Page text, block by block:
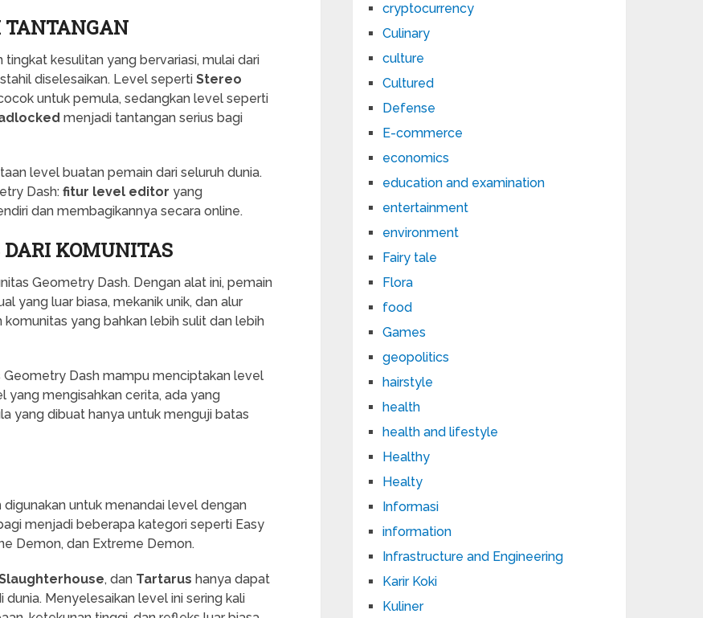
TANTANGAN
kesulitan yang bervariasi, mulai dari
diselesaikan. Level seperti Stereo
untuk pemula, sedangkan level seperti
menjadi tantangan serius bagi
level buatan pemain dari seluruh dunia.
Dash: fitur level editor yang
dan membagikannya secara online.
KOMUNITAS
Geometry Dash. Dengan alat ini, pemain
yang luar biasa, mekanik unik, dan alur
yang bahkan lebih sulit dan lebih
Dash mampu menciptakan level
yang mengisahkan cerita, ada yang
yang dibuat hanya untuk menguji batas
digunakan untuk menandai level dengan
menjadi beberapa kategori seperti Easy
Demon, dan Extreme Demon.
, dan Tartarus hanya dapat
Menyelesaikan level ini sering kali
cryptocurrency
Culinary
culture
Cultured
Defense
E-commerce
economics
education and examination
entertainment
environment
Fairy tale
Flora
food
Games
geopolitics
hairstyle
health
health and lifestyle
Healthy
Healty
Informasi
information
Infrastructure and Engineering
Karir Koki
Kuliner